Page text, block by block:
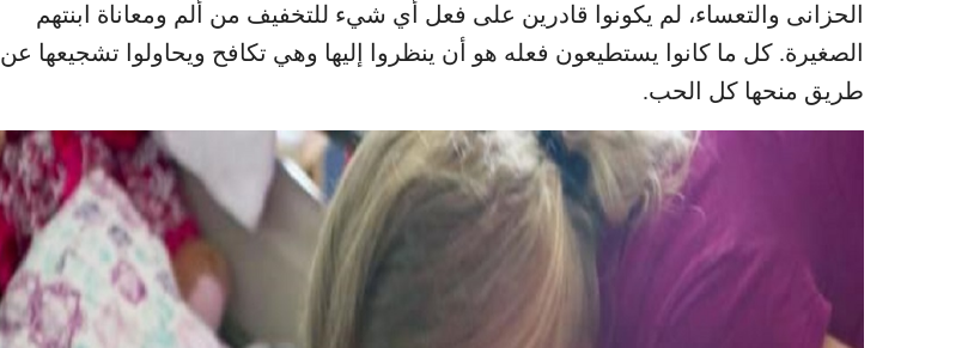
الحزانى والتعساء، لم يكونوا قادرين على فعل أي شيء للتخفيف من ألم ومعاناة ابنتهم
الصغيرة. كل ما كانوا يستطيعون فعله هو أن ينظروا إليها وهي تكافح ويحاولوا تشجيعها عن
طريق منحها كل الحب.